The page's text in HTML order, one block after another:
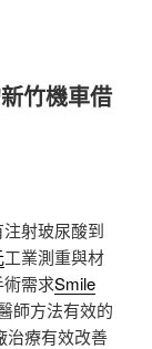
竹機車借
注射玻尿酸到
工業測重與材
需求Smile
師方法有效的
治療有效改善